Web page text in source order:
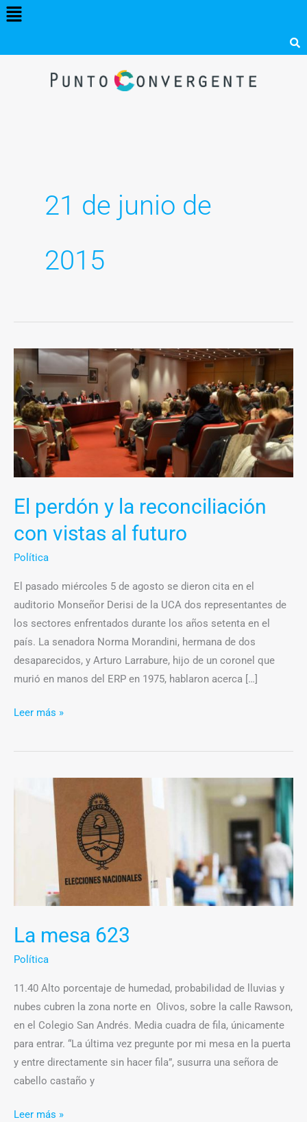
Menú
21 de junio de
2015
El perdón y la reconciliación
con vistas al futuro
Política
El pasado miércoles 5 de agosto se dieron cita en el
auditorio Monseñor Derisi de la UCA dos representantes de
los sectores enfrentados durante los años setenta en el
país. La senadora Norma Morandini, hermana de dos
desaparecidos, y Arturo Larrabure, hijo de un coronel que
murió en manos del ERP en 1975, hablaron acerca […]
El
perdón
y
la
reconciliación
con
vistas
futuro
Leer más »
La mesa 623
Política
11.40 Alto porcentaje de humedad, probabilidad de lluvias y
nubes cubren la zona norte en Olivos, sobre la calle Rawson,
en el Colegio San Andrés. Media cuadra de fila, únicamente
para entrar. “La última vez pregunte por mi mesa en la puerta
y entre directamente sin hacer fila”, susurra una señora de
cabello castaño y
Leer más »